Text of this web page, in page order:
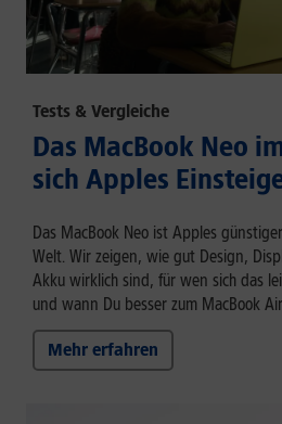
Tests & Vergleiche
Das MacBook Neo
sich Apples
Das MacBook Neo ist Apples
Welt. Wir zeigen, wie gut Design,
Akku wirklich sind, für wen sich das
und wann Du besser zum MacBook
Mehr erfahren